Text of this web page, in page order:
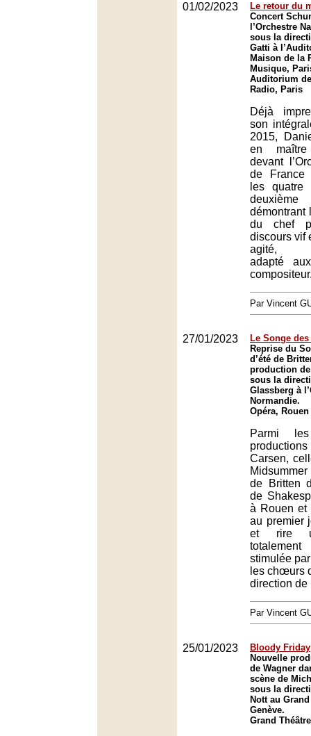
01/02/2023
Le retour du
Concert
l’Orchestre
sous la
Gatti à
Maison de la
Musique,
Auditorium
Radio, Paris
Déjà
son
2015,
en
devant
de France
les quatre
démontrant
du chef
discours vif
agité,
adapté
Par Vincent
27/01/2023
Le Songe
Reprise du
d’été de
production
sous la
Glassberg à
Normandie.
Opéra, Rouen
Parmi
Carsen,
de Britten
de
à Rouen et
au premier
et rire
stimulée
les chœurs
direction de
Par Vincent
25/01/2023
Bloody Friday
Nouvelle
de Wagner
scène de
sous la
Nott au
Genève.
Grand